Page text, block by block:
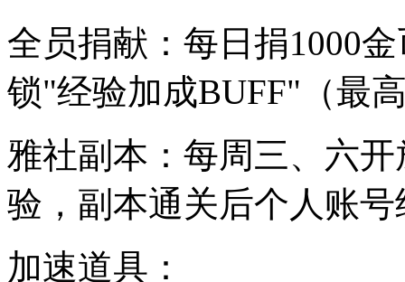
全员捐献：每日捐1000
锁"经验加成BUFF"（最
雅社副本：每周三、六
验，副本通关后个人账号
加速道具：